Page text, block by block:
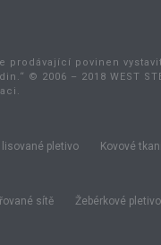
prodávající povinen
© 2006 – 2018 WEST
pletivo Kovové
sítě Žebérkové pletivo